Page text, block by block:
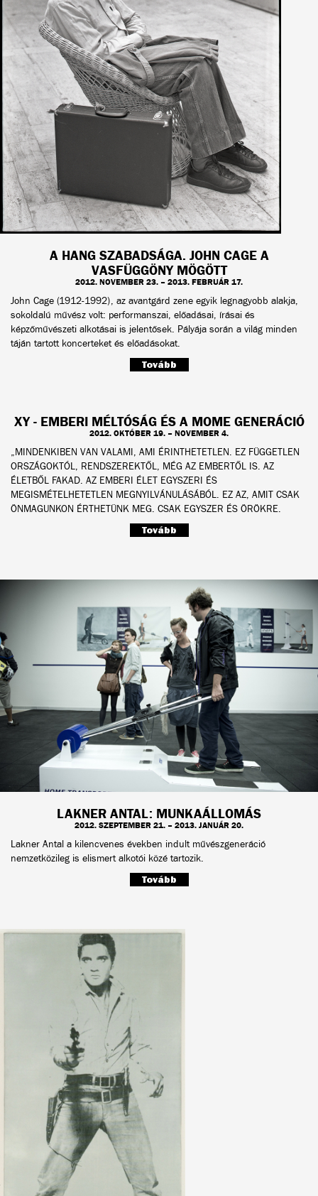
A HANG SZABADSÁGA. JOHN CAGE A
VASFÜGGÖNY MÖGÖTT
2012. NOVEMBER 23. – 2013. FEBRUÁR 17.
John Cage (1912-1992), az avantgárd zene egyik legnagyobb alakja,
sokoldalú művész volt: performanszai, előadásai, írásai és
képzőművészeti alkotásai is jelentősek. Pályája során a világ minden
táján tartott koncerteket és előadásokat.
Tovább
XY - EMBERI MÉLTÓSÁG ÉS A MOME GENERÁCIÓ
2012. OKTÓBER 19. – NOVEMBER 4.
„MINDENKIBEN VAN VALAMI, AMI ÉRINTHETETLEN. EZ FÜGGETLEN
ORSZÁGOKTÓL, RENDSZEREKTŐL, MÉG AZ EMBERTŐL IS. AZ
ÉLETBŐL FAKAD. AZ EMBERI ÉLET EGYSZERI ÉS
MEGISMÉTELHETETLEN MEGNYILVÁNULÁSÁBÓL. EZ AZ, AMIT CSAK
ÖNMAGUNKON ÉRTHETÜNK MEG. CSAK EGYSZER ÉS ÖRÖKRE.
Tovább
LAKNER ANTAL: MUNKAÁLLOMÁS
2012. SZEPTEMBER 21. – 2013. JANUÁR 20.
Lakner Antal a kilencvenes években indult művészgeneráció
nemzetközileg is elismert alkotói közé tartozik.
Tovább